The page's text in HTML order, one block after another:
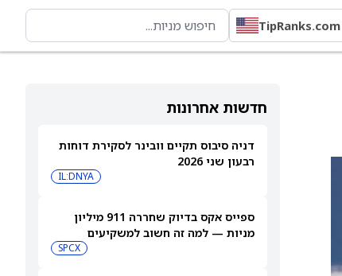
TipRanks.com
חדשות אחרונות
דניה סיבוס תקיים וובינר לסקירת דוחות
רבעון שני 2026
IL:DNYA
ספייס אקס בדיוק שחררה 911 מיליון
מניות — למה זה חשוב למשקיעים
SPCX